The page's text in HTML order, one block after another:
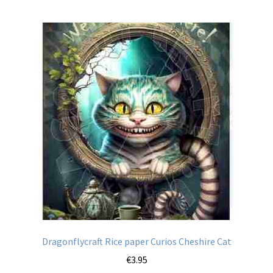
Deze
optie
kan
gekozen
worden
op
de
productpagina
Dragonflycraft Rice paper Curios Cheshire Cat
€3.95